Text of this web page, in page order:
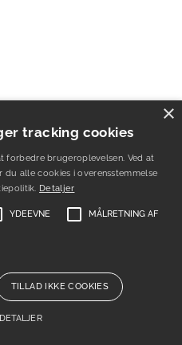
tracking cookies
forbedre brugeroplevelsen. Ved at
du alle cookies i overensstemmelse
Detaljer
YDEEVNE MÅLRETNING AF
TILLAD IKKE COOKIES
×